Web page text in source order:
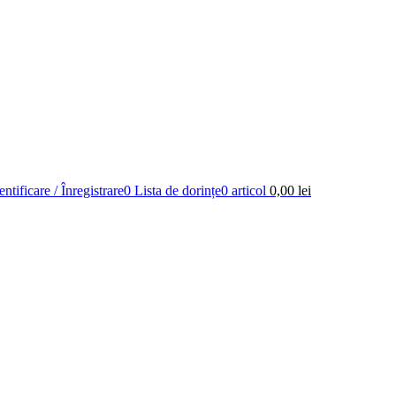
/ Înregistrare0 Lista de dorințe0 articol 0,00 lei